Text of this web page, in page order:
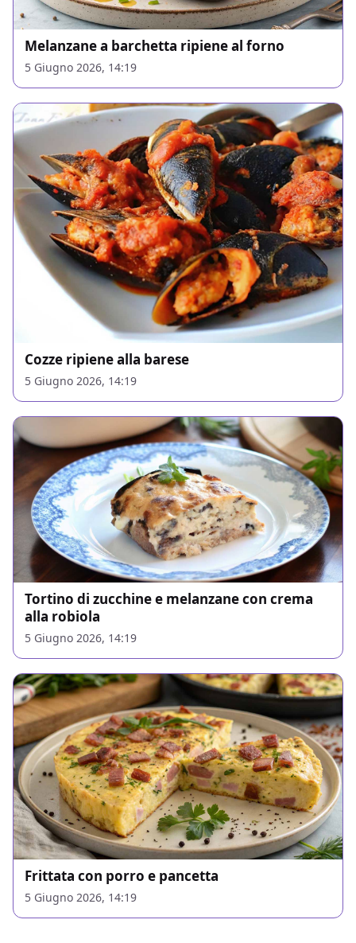
Melanzane a barchetta ripiene al forno
5 Giugno 2026, 14:19
Cozze ripiene alla barese
5 Giugno 2026, 14:19
Tortino di zucchine e melanzane con crema
alla robiola
5 Giugno 2026, 14:19
Frittata con porro e pancetta
5 Giugno 2026, 14:19